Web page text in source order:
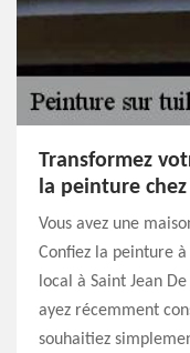
Transformez
la peinture
Vous avez une
Confiez la peinture
local à Saint Jean
ayez récemment
souhaitiez